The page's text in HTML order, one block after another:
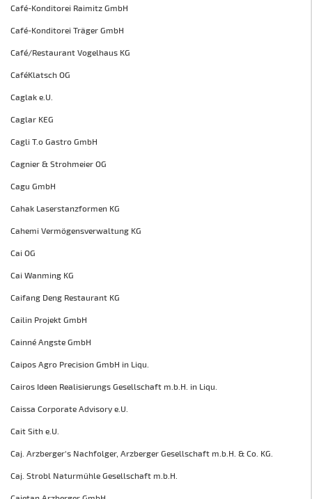
Café-Konditorei Raimitz GmbH
Café-Konditorei Träger GmbH
Café/Restaurant Vogelhaus KG
CaféKlatsch OG
Caglak e.U.
Caglar KEG
Cagli T.o Gastro GmbH
Cagnier & Strohmeier OG
Cagu GmbH
Cahak Laserstanzformen KG
Cahemi Vermögensverwaltung KG
Cai OG
Cai Wanming KG
Caifang Deng Restaurant KG
Cailin Projekt GmbH
Cainné Angste GmbH
Caipos Agro Precision GmbH in Liqu.
Cairos Ideen Realisierungs Gesellschaft m.b.H. in Liqu.
Caissa Corporate Advisory e.U.
Cait Sith e.U.
Caj. Arzberger's Nachfolger, Arzberger Gesellschaft m.b.H. & Co. KG.
Caj. Strobl Naturmühle Gesellschaft m.b.H.